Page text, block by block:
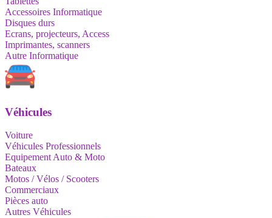
Accessoires Informatique
Disques durs
Ecrans, projecteurs, Access
Imprimantes, scanners
Autre Informatique
Véhicules
Voiture
Véhicules Professionnels
Equipement Auto & Moto
Bateaux
Motos / Vélos / Scooters
Commerciaux
Pièces auto
Autres Véhicules